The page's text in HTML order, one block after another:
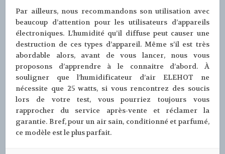
Par ailleurs, nous recommandons son utilisation avec
beaucoup d’attention pour les utilisateurs d’appareils
électroniques. L’humidité qu’il diffuse peut causer une
destruction de ces types d’appareil. Même s’il est très
abordable alors, avant de vous lancer, nous vous
proposons d’apprendre à le connaitre d’abord. À
souligner que l’humidificateur d’air ELEHOT ne
nécessite que 25 watts, si vous rencontrez des soucis
lors de votre test, vous pourriez toujours vous
rapprocher du service après-vente et réclamer la
garantie. Bref, pour un air sain, conditionné et parfumé,
ce modèle est le plus parfait.